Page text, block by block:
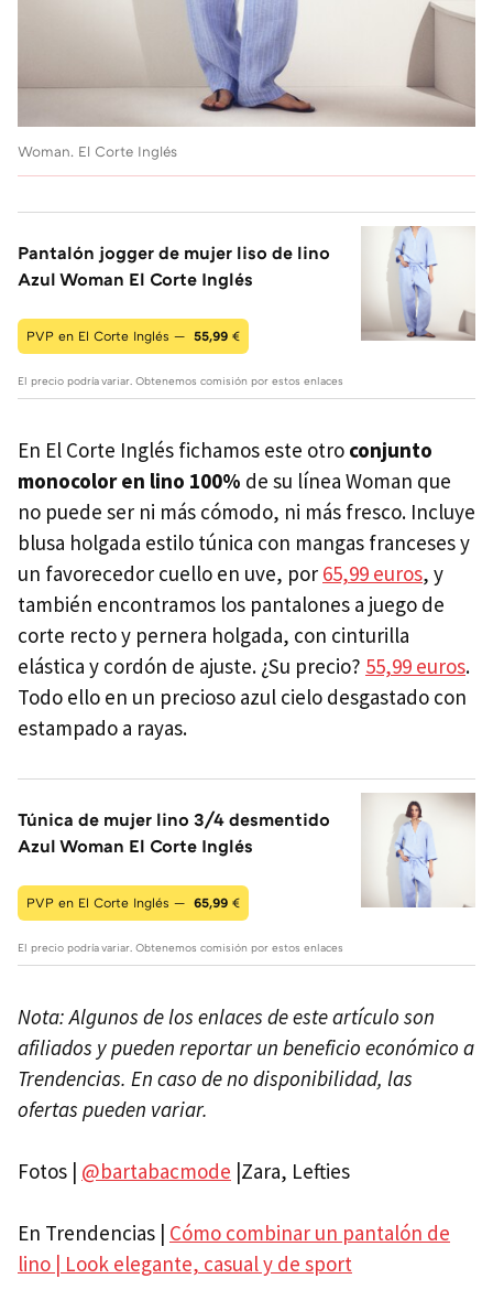
Woman. El Corte Inglés
Pantalón jogger de mujer liso de lino
Azul Woman El Corte Inglés
PVP en El Corte Inglés — 55,99 €
El precio podría variar. Obtenemos comisión por estos enlaces
En El Corte Inglés fichamos este otro conjunto
monocolor en lino 100% de su línea Woman que
no puede ser ni más cómodo, ni más fresco. Incluye
blusa holgada estilo túnica con mangas franceses y
un favorecedor cuello en uve, por 65,99 euros, y
también encontramos los pantalones a juego de
corte recto y pernera holgada, con cinturilla
elástica y cordón de ajuste. ¿Su precio? 55,99 euros.
Todo ello en un precioso azul cielo desgastado con
estampado a rayas.
Túnica de mujer lino 3/4 desmentido
Azul Woman El Corte Inglés
PVP en El Corte Inglés — 65,99 €
El precio podría variar. Obtenemos comisión por estos enlaces
Nota: Algunos de los enlaces de este artículo son
afiliados y pueden reportar un beneficio económico a
Trendencias. En caso de no disponibilidad, las
ofertas pueden variar.
Fotos | @bartabacmode |Zara, Lefties
En Trendencias | Cómo combinar un pantalón de
lino | Look elegante, casual y de sport